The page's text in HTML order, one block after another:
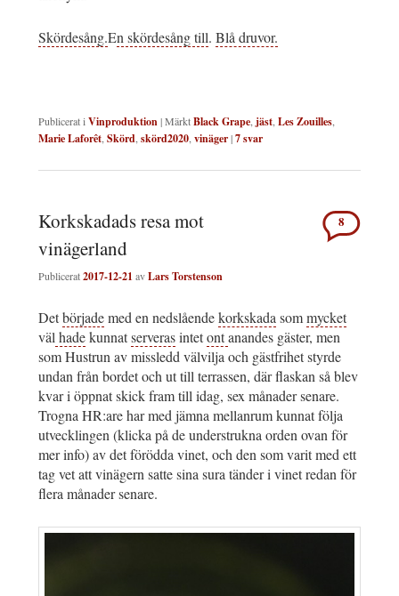
Skördesång.En skördesång till. Blå druvor.
Publicerat i Vinproduktion|MärktBlack Grape jäst Les Zouilles
Marie Laforêt Skörd skörd2020 vinäger|7svar
Korkskadads resa mot
vinägerland
Publicerat2017-12-21 avLars Torstenson
8
Detbörjademed en nedslåendekorkskada sommycket
väl hadekunnatserverasintetontanandes gäster, men
som Hustrun av missledd välvilja och gästfrihet styrde
undan från bordet och ut till terrassen, där flaskan så blev
kvar i öppnat skick fram till idag, sex månader senare.
Trogna HR:are har med jämna mellanrum kunnat följa
utvecklingen (klicka på de understrukna orden ovan för
mer info) av det förödda vinet, och den som varit med ett
tag vet att vinägern satte sina sura tänder i vinet redan för
flera månader senare.